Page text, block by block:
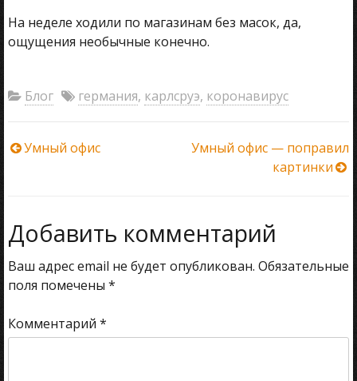
На неделе ходили по магазинам без масок, да,
ощущения необычные конечно.
Блог германия, карлсруэ, коронавирус
Навигация
записям
Умный офис
Умный офис — поправил
картинки
Добавить комментарий
Ваш адрес email не будет опубликован. Обязательные
поля помечены *
Комментарий *